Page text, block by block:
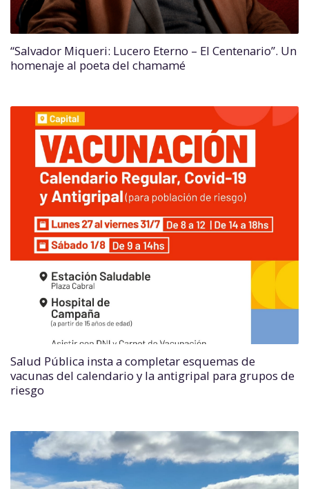
“Salvador Miqueri: Lucero Eterno – El Centenario”. Un
homenaje al poeta del chamamé
Salud Pública insta a completar esquemas de
vacunas del calendario y la antigripal para grupos de
riesgo